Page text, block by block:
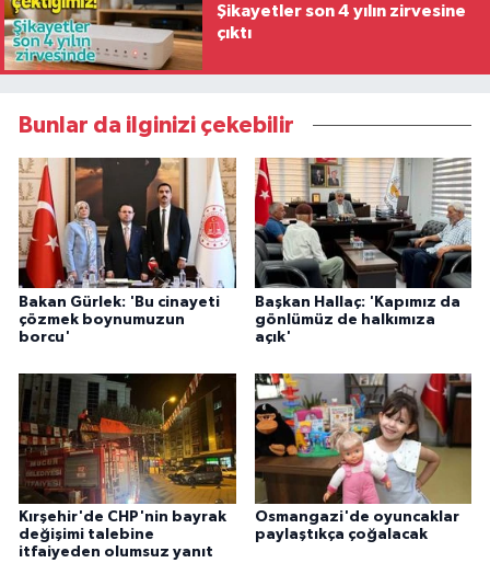
Şikayetler son 4 yılın zirvesine
çıktı
Bunlar da ilginizi çekebilir
Bakan Gürlek: 'Bu cinayeti
çözmek boynumuzun
borcu'
Başkan Hallaç: 'Kapımız da
gönlümüz de halkımıza
açık'
Kırşehir'de CHP'nin bayrak
değişimi talebine
itfaiyeden olumsuz yanıt
Osmangazi'de oyuncaklar
paylaştıkça çoğalacak